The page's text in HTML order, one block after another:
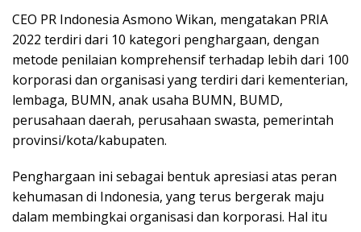
CEO PR Indonesia Asmono Wikan, mengatakan PRIA
2022 terdiri dari 10 kategori penghargaan, dengan
metode penilaian komprehensif terhadap lebih dari 100
korporasi dan organisasi yang terdiri dari kementerian,
lembaga, BUMN, anak usaha BUMN, BUMD,
perusahaan daerah, perusahaan swasta, pemerintah
provinsi/kota/kabupaten.
Penghargaan ini sebagai bentuk apresiasi atas peran
kehumasan di Indonesia, yang terus bergerak maju
dalam membingkai organisasi dan korporasi. Hal itu